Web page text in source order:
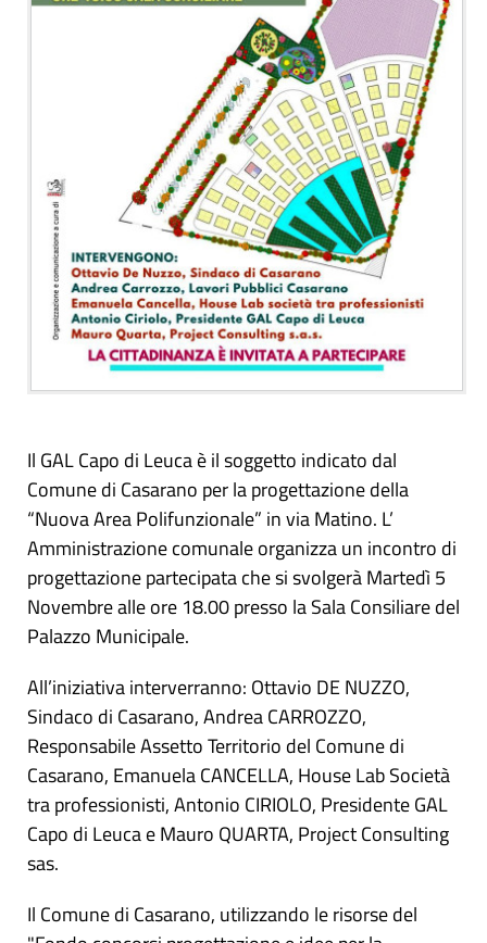
Il GAL Capo di Leuca è il soggetto indicato dal
Comune di Casarano per la progettazione della
“Nuova Area Polifunzionale” in via Matino. L’
Amministrazione comunale organizza un incontro di
progettazione partecipata che si svolgerà Martedì 5
Novembre alle ore 18.00 presso la Sala Consiliare del
Palazzo Municipale.
All’iniziativa interverranno: Ottavio DE NUZZO,
Sindaco di Casarano, Andrea CARROZZO,
Responsabile Assetto Territorio del Comune di
Casarano, Emanuela CANCELLA, House Lab Società
tra professionisti, Antonio CIRIOLO, Presidente GAL
Capo di Leuca e Mauro QUARTA, Project Consulting
sas.
Il Comune di Casarano, utilizzando le risorse del